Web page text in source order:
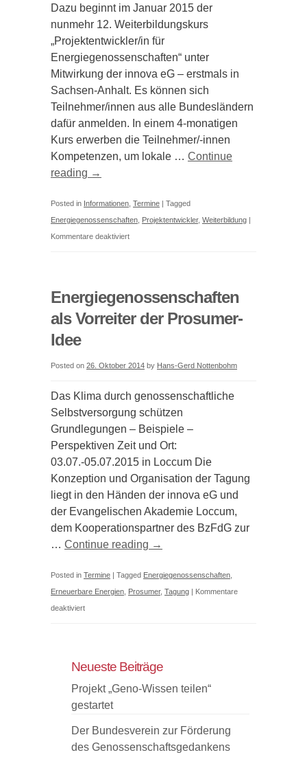
Dazu beginnt im Januar 2015 der
nunmehr 12. Weiterbildungskurs
„Projektentwickler/in für
Energiegenossenschaften“ unter
Mitwirkung der innova eG – erstmals in
Sachsen-Anhalt. Es können sich
Teilnehmer/innen aus alle Bundesländern
dafür anmelden. In einem 4-monatigen
Kurs erwerben die Teilnehmer/-innen
Kompetenzen, um lokale … Continue
reading →
Posted in Informationen Termine | Tagged
Energiegenossenschaften Projektentwickler, Weiterbildung |
Kommentare deaktiviertfür
für
Energiegenossenschaften
Energiegenossenschaften
als Vorreiter der Prosumer-
Idee
Posted on 26. Oktober 2014 by Hans-Gerd Nottenbohm
Das Klima durch genossenschaftliche
Selbstversorgung schützen
Grundlegungen – Beispiele –
Perspektiven Zeit und Ort:
03.07.-05.07.2015 in Loccum Die
Konzeption und Organisation der Tagung
liegt in den Händen der innova eG und
der Evangelischen Akademie Loccum,
dem Kooperationspartner des BzFdG zur
… Continue reading →
Posted in Termine | Tagged Energiegenossenschaften
Erneuerbare Energien Prosumer, Tagung | Kommentare
deaktiviertfür
der
Prosumer-
Idee
Neueste Beiträge
Projekt „Geno-Wissen teilen“
gestartet
Der Bundesverein zur Förderung
des Genossenschaftsgedankens